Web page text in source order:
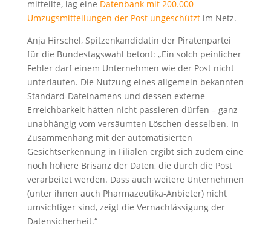
mitteilte, lag eine Datenbank mit 200.000
Umzugsmitteilungen der Post ungeschütztim Netz.
Anja Hirschel, Spitzenkandidatin der Piratenpartei
für die Bundestagswahl betont: „Ein solch peinlicher
Fehler darf einem Unternehmen wie der Post nicht
unterlaufen. Die Nutzung eines allgemein bekannten
Standard-Dateinamens und dessen externe
Erreichbarkeit hätten nicht passieren dürfen – ganz
unabhängig vom versäumten Löschen desselben. In
Zusammenhang mit der automatisierten
Gesichtserkennung in Filialen ergibt sich zudem eine
noch höhere Brisanz der Daten, die durch die Post
verarbeitet werden. Dass auch weitere Unternehmen
(unter ihnen auch Pharmazeutika-Anbieter) nicht
umsichtiger sind, zeigt die Vernachlässigung der
Datensicherheit.“